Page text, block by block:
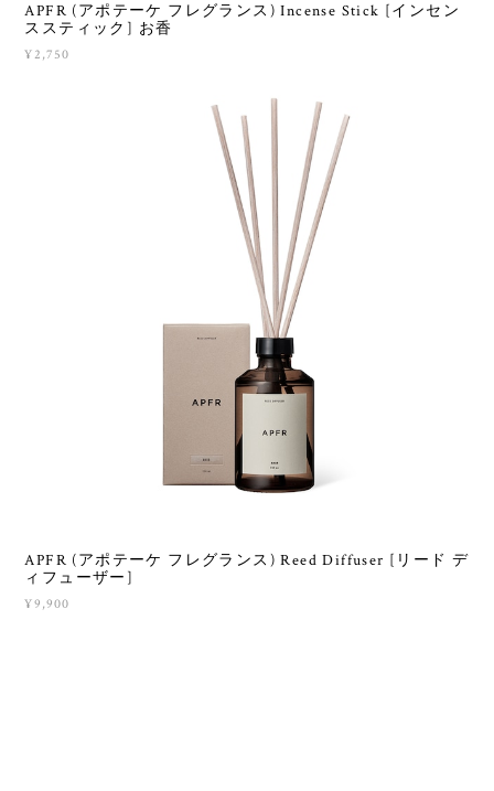
APFR (アポテーケ フレグランス) Incense Stick [インセン
ススティック] お香
¥2,750
APFR (アポテーケ フレグランス) Reed Diffuser [リード デ
ィフューザー]
¥9,900